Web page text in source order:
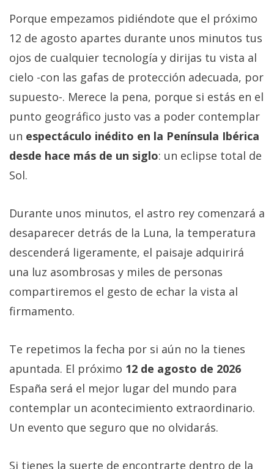
Porque empezamos pidiéndote que el próximo
12 de agosto apartes durante unos minutos tus
ojos de cualquier tecnología y dirijas tu vista al
cielo -con las gafas de protección adecuada, por
supuesto-. Merece la pena, porque si estás en el
punto geográfico justo vas a poder contemplar
un espectáculo inédito en la Península Ibérica
desde hace más de un siglo: un eclipse total de
Sol.
Durante unos minutos, el astro rey comenzará a
desaparecer detrás de la Luna, la temperatura
descenderá ligeramente, el paisaje adquirirá
una luz asombrosas y miles de personas
compartiremos el gesto de echar la vista al
firmamento.
Te repetimos la fecha por si aún no la tienes
apuntada. El próximo 12 de agosto de 2026
España será el mejor lugar del mundo para
contemplar un acontecimiento extraordinario.
Un evento que seguro que no olvidarás.
Si tienes la suerte de encontrarte dentro de la